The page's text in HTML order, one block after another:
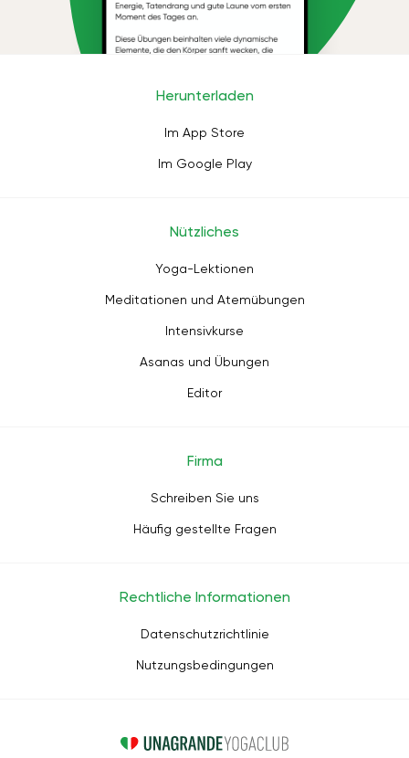
Herunterladen
Im App Store
Im Google Play
Nützliches
Yoga-Lektionen
Meditationen und Atemübungen
Intensivkurse
Asanas und Übungen
Editor
Firma
Schreiben Sie uns
Häufig gestellte Fragen
Rechtliche Informationen
Datenschutzrichtlinie
Nutzungsbedingungen